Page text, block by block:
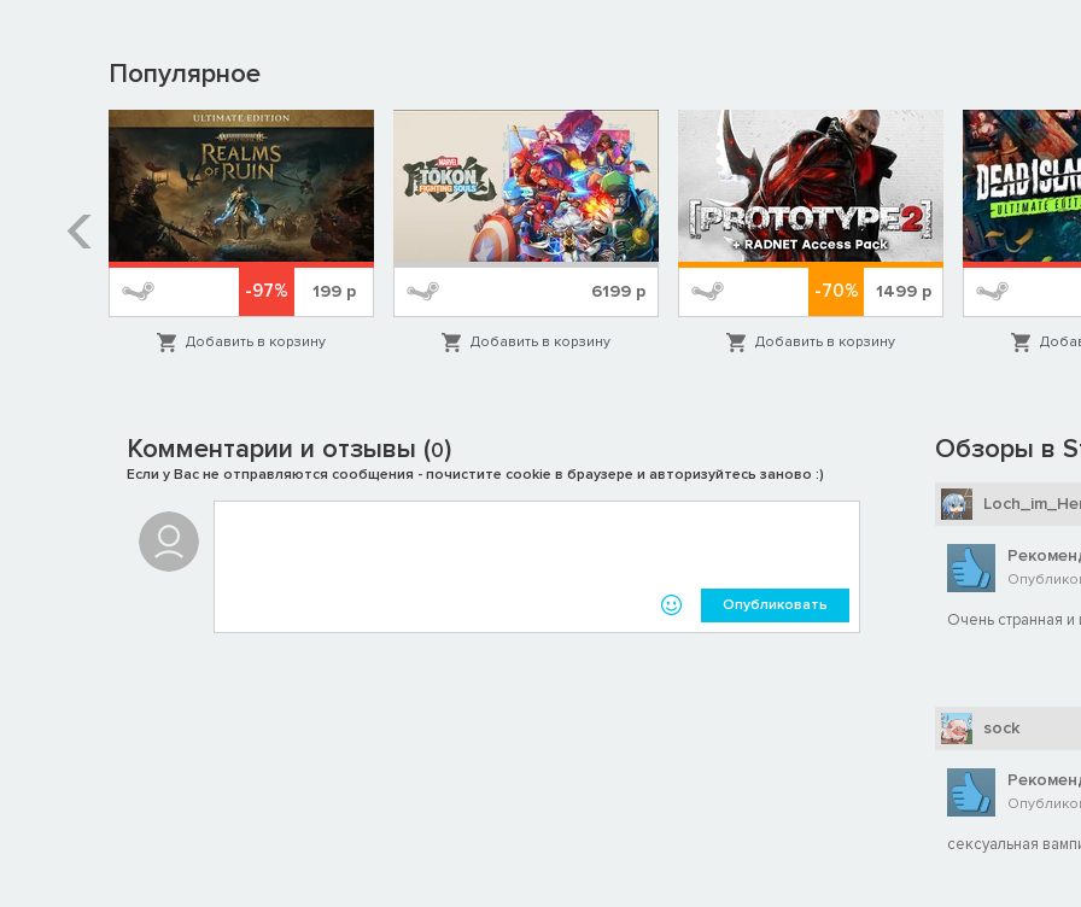
Популярное
-97% 199р
Добавить в корзину
6199 р
Добавить в корзину
-70% 1499р
Добавить в корзину
Комментарии и отзывы (0)
Если у Вас не отправляются сообщения - почистите cookie в браузере и авторизуйтесь заново :)
Опубликовать
Обзоры в
Очень странная и
sock
сексуальная